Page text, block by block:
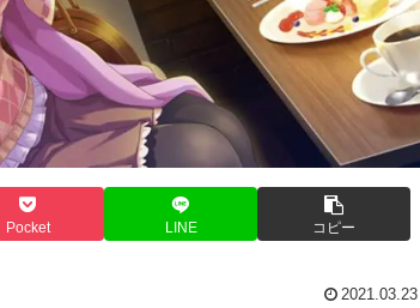
Pocket LINE コピー
2021.03.23